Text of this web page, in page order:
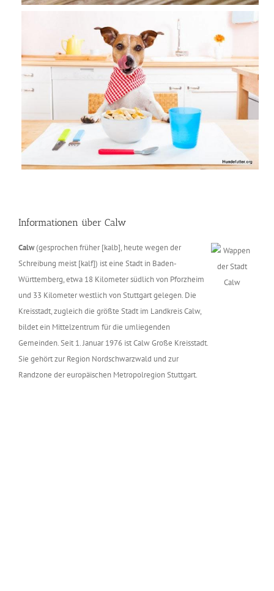
Informationen über Calw
Calw(gesprochen früher [kalb], heute wegen der
Schreibung meist [kalf]) ist eine Stadt in Baden-
Württemberg, etwa 18 Kilometer südlich von Pforzheim
und 33 Kilometer westlich von Stuttgart gelegen. Die
Kreisstadt, zugleich die größte Stadt im Landkreis Calw,
bildet ein Mittelzentrum für die umliegenden
Gemeinden. Seit 1. Januar 1976 ist Calw Große Kreisstadt.
Sie gehört zur Region Nordschwarzwald und zur
Randzone der europäischen Metropolregion Stuttgart.